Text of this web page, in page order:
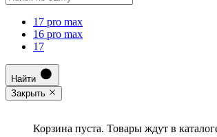
17 pro max
16 pro max
17
Найти
Закрыть
Корзина пуста. Товары ждут в